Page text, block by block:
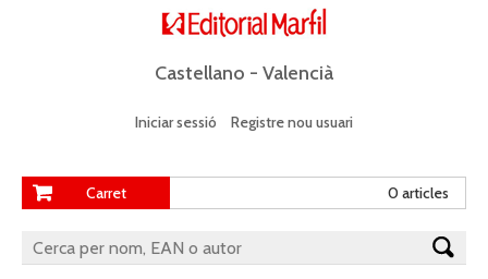
Castellano - Valencià
Iniciar sessió Registre nou usuari
Carret 0 articles